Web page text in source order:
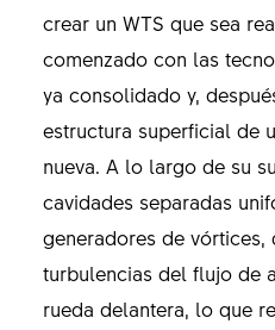
crear un WTS que sea
comenzado con las
ya consolidado y,
estructura superficial de
nueva. A lo largo de su
cavidades separadas
generadores de vórtices,
turbulencias del flujo de
rueda delantera, lo que